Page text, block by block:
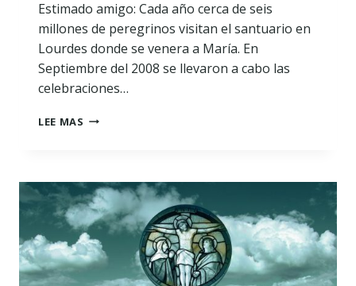
Estimado amigo: Cada año cerca de seis
millones de peregrinos visitan el santuario en
Lourdes donde se venera a María. En
Septiembre del 2008 se llevaron a cabo las
celebraciones…
LEE MAS EL
EN
LOURDES:
DECENSO
A
LAS
TINIEBLAS